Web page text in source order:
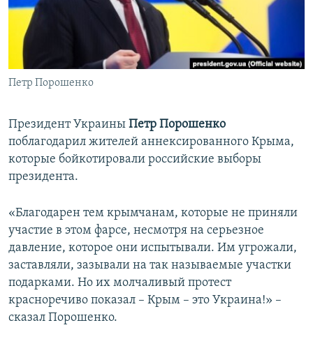
ПОБЕДИТЕЛЕЙ НЕ СУДЯТ?
КРЫМ.НЕПОКОРЕННЫЙ
УКРАИНСКАЯ ПРОБЛЕМА КРЫМА
ПРИСОЕДИНЯЙТЕСЬ!
Петр Порошенко
Президент Украины Петр Порошенко
поблагодарил жителей аннексированного Крыма,
которые бойкотировали российские выборы
президента.
«Благодарен тем крымчанам, которые не приняли
участие в этом фарсе, несмотря на серьезное
давление, которое они испытывали. Им угрожали,
заставляли, зазывали на так называемые участки
подарками. Но их молчаливый протест
красноречиво показал – Крым – это Украина!» –
сказал Порошенко.